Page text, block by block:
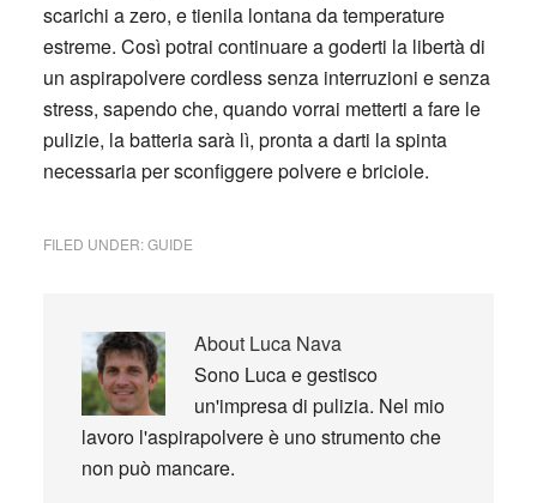
scarichi a zero, e tienila lontana da temperature
estreme. Così potrai continuare a goderti la libertà di
un aspirapolvere cordless senza interruzioni e senza
stress, sapendo che, quando vorrai metterti a fare le
pulizie, la batteria sarà lì, pronta a darti la spinta
necessaria per sconfiggere polvere e briciole.
FILED UNDER:GUIDE
About Luca Nava
Sono Luca e gestisco
un'impresa di pulizia. Nel mio
lavoro l'aspirapolvere è uno strumento che
non può mancare.